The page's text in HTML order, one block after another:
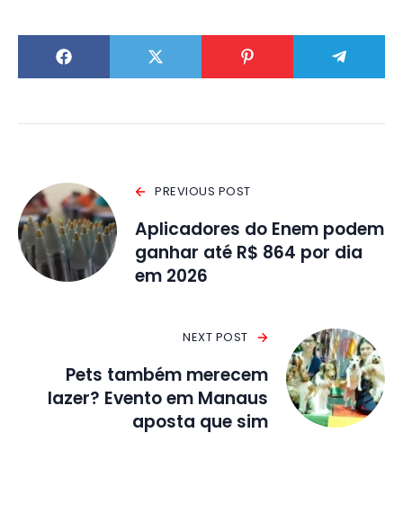
PREVIOUS POST
Aplicadores do Enem podem
ganhar até R$ 864 por dia
em 2026
NEXT POST
Pets também merecem
lazer? Evento em Manaus
aposta que sim